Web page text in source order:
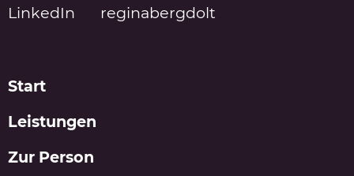
LinkedIn
reginabergdolt
Start
Leistungen
Zur Person